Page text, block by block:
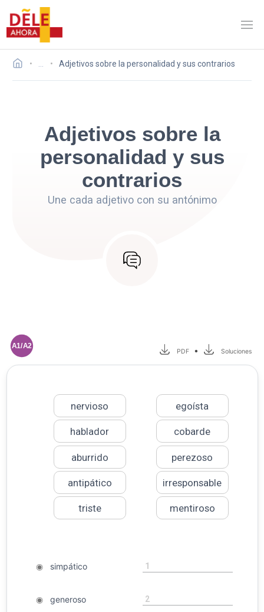
Adjetivos sobre la personalidad y sus contrarios
Adjetivos sobre la
personalidad y sus
contrarios
Une cada adjetivo con su antónimo
A1/A2
PDF • Soluciones
nervioso
hablador
aburrido
antipático
triste
egoísta
cobarde
perezoso
irresponsable
mentiroso
◉simpático
◉generoso
1
2